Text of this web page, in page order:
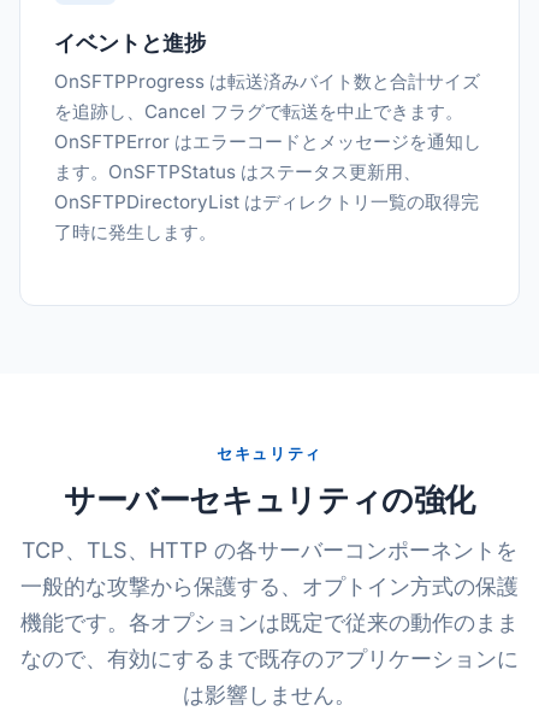
イベントと進捗
OnSFTPProgress は転送済みバイト数と合計サイズ
を追跡し、Cancel フラグで転送を中止できます。
OnSFTPError はエラーコードとメッセージを通知し
ます。OnSFTPStatus はステータス更新用、
OnSFTPDirectoryList はディレクトリ一覧の取得完
了時に発生します。
セキュリティ
サーバーセキュリティの強化
TCP、TLS、HTTP の各サーバーコンポーネントを
一般的な攻撃から保護する、オプトイン方式の保護
機能です。各オプションは既定で従来の動作のまま
なので、有効にするまで既存のアプリケーションに
は影響しません。